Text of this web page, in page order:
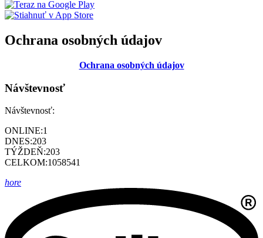
Ochrana osobných údajov
Ochrana osobných údajov
Návštevnosť
Návštevnosť:
ONLINE:1
DNES:203
TÝŽDEŇ:203
CELKOM:1058541
hore